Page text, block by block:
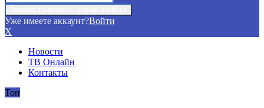
Уже имеете аккаунт?Войти
X
Новости
ТВ Онлайн
Контакты
Топ